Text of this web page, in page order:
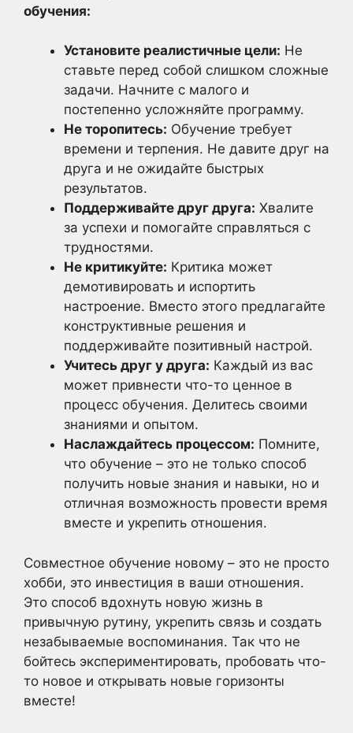
обучения:
Установите реалистичные цели: Не
ставьте перед собой слишком сложные
задачи. Начните с малого и
постепенно усложняйте программу.
Не торопитесь: Обучение требует
времени и терпения. Не давите друг на
друга и не ожидайте быстрых
результатов.
Поддерживайте друг друга: Хвалите
за успехи и помогайте справляться с
трудностями.
Не критикуйте: Критика может
демотивировать и испортить
настроение. Вместо этого предлагайте
конструктивные решения и
поддерживайте позитивный настрой.
Учитесь друг у друга: Каждый из вас
может привнести что-то ценное в
процесс обучения. Делитесь своими
знаниями и опытом.
Наслаждайтесь процессом: Помните,
что обучение – это не только способ
получить новые знания и навыки, но и
отличная возможность провести время
вместе и укрепить отношения.
Совместное обучение новому – это не просто
хобби, это инвестиция в ваши отношения.
Это способ вдохнуть новую жизнь в
привычную рутину, укрепить связь и создать
незабываемые воспоминания. Так что не
бойтесь экспериментировать, пробовать что-
то новое и открывать новые горизонты
вместе!